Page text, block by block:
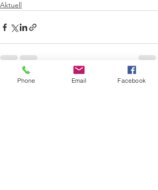
Aktuell
Recent Posts See All
Phone Email Facebook